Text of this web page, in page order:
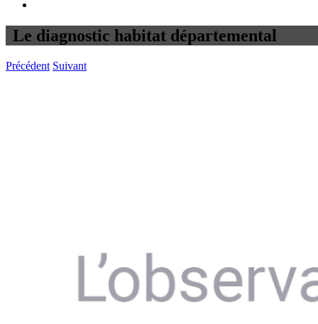
Le diagnostic habitat départemental
Précédent Suivant